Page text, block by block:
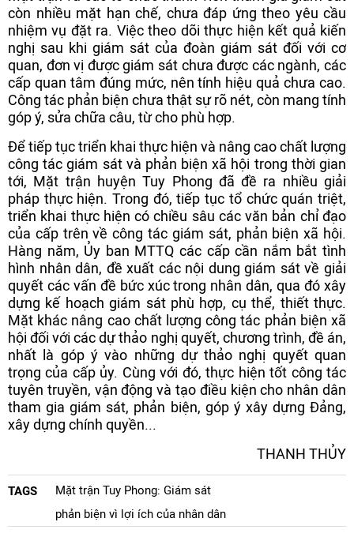
còn nhiều mặt hạn chế, chưa đáp ứng theo yêu cầu
nhiệm vụ đặt ra. Việc theo dõi thực hiện kết quả kiến
nghị sau khi giám sát của đoàn giám sát đối với cơ
quan, đơn vị được giám sát chưa được các ngành, các
cấp quan tâm đúng mức, nên tính hiệu quả chưa cao.
Công tác phản biện chưa thật sự rõ nét, còn mang tính
góp ý, sửa chữa câu, từ cho phù hợp.
Để tiếp tục triển khai thực hiện và nâng cao chất lượng
công tác giám sát và phản biện xã hội trong thời gian
tới, Mặt trận huyện Tuy Phong đã đề ra nhiều giải
pháp thực hiện. Trong đó, tiếp tục tổ chức quán triệt,
triển khai thực hiện có chiều sâu các văn bản chỉ đạo
của cấp trên về công tác giám sát, phản biện xã hội.
Hàng năm, Ủy ban MTTQ các cấp cần nắm bắt tình
hình nhân dân, đề xuất các nội dung giám sát về giải
quyết các vấn đề bức xúc trong nhân dân, qua đó xây
dựng kế hoạch giám sát phù hợp, cụ thể, thiết thực.
Mặt khác nâng cao chất lượng công tác phản biện xã
hội đối với các dự thảo nghị quyết, chương trình, đề án,
nhất là góp ý vào những dự thảo nghị quyết quan
trọng của cấp ủy. Cùng với đó, thực hiện tốt công tác
tuyên truyền, vận động và tạo điều kiện cho nhân dân
tham gia giám sát, phản biện, góp ý xây dựng Đảng,
xây dựng chính quyền...
THANH THỦY
TAGS
Mặt trận Tuy Phong: Giám sát
phản biện vì lợi ích của nhân dân